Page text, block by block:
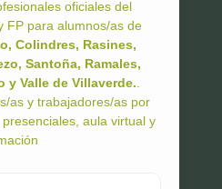
oficiales del
FP para alumnos/as de
Colindres, Rasines,
Santoña, Ramales,
y Valle de Villaverde..
as y trabajadores/as por
aula virtual y